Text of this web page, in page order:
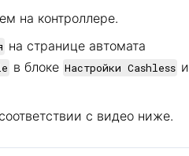
на контроллере.
на странице автомата
в блоке Настройки Cashless и
с видео ниже.